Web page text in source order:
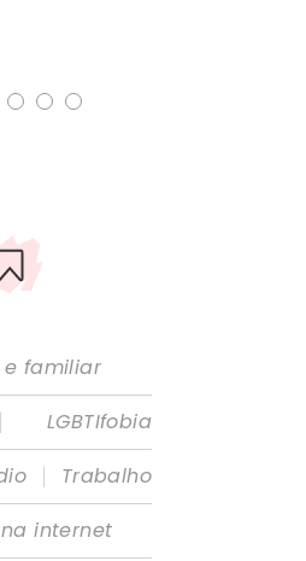
familiar
|
LGBTIfobia
|
Trabalho
internet